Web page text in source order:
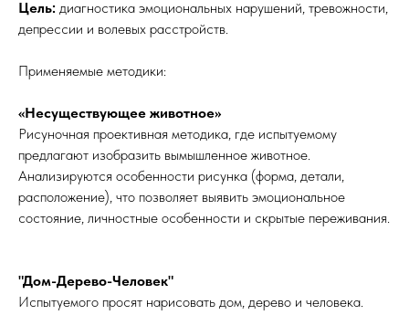
Цель: диагностика эмоциональных нарушений, тревожности,
депрессии и волевых расстройств.
Применяемые методики:
«Несуществующее животное»
Рисуночная проективная методика, где испытуемому
предлагают изобразить вымышленное животное.
Анализируются особенности рисунка (форма, детали,
расположение), что позволяет выявить эмоциональное
состояние, личностные особенности и скрытые переживания.
"Дом-Дерево-Человек"
Испытуемого просят нарисовать дом, дерево и человека.